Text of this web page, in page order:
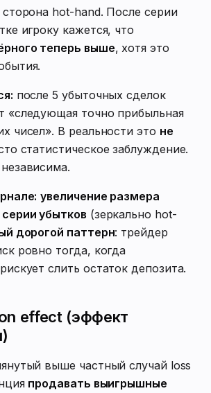
сторона hot-hand. После серии
игроку кажется, что
теперь выше, хотя это
после 5 убыточных сделок
«следующая точно прибыльная
чисел». В реальности это не
статистическое заблуждение.
увеличение размера
убытков (зеркально hot-
дорогой паттерн: трейдер
ровно тогда, когда
слить остаток депозита.
effect (эффект
выше частный случай loss
продавать выигрышные